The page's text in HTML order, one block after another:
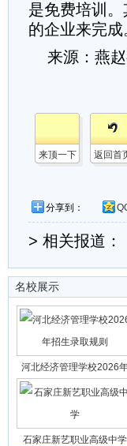
是免费培训
的企业来完成
来源：燕赵
来顶一下 返回首
分享到：
> 相关报道：
名校展示
河北经济管理学校2026
石家庄新艺职业高级中学